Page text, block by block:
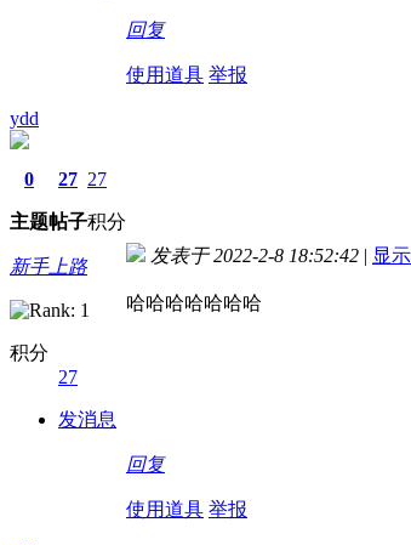
回复
使用道具 举报
ydd
0
主题
27
帖子
27
积分
新手上路
积分
27
发消息
发表于 2022-2-8 18:52:42 | 显
哈哈哈哈哈哈哈
回复
使用道具 举报